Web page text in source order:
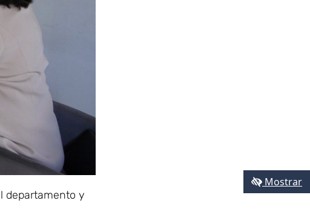
Mostrar
departamento y